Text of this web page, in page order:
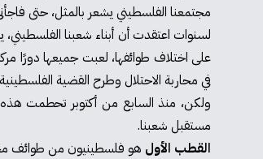
مجتمعنا الفلسطيني يشعر بالمثل، حتى
لسنوات اعتقدت أن أبناء شعبنا
على اختلاف طوائفها، لعبت جميعها دورًا
في محاربة الاحتلال وطرح القضية
ولكن، منذ السابع من أكتوبر تحطمت هذه
مستقبل شعبنا.
القطب الأول هو فلسطينيون من طوائف